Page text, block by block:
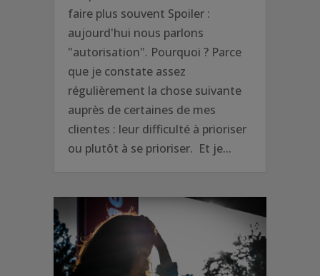
faire plus souvent Spoiler :
aujourd'hui nous parlons
"autorisation". Pourquoi ? Parce
que je constate assez
régulièrement la chose suivante
auprès de certaines de mes
clientes : leur difficulté à prioriser
ou plutôt à se prioriser. Et je...